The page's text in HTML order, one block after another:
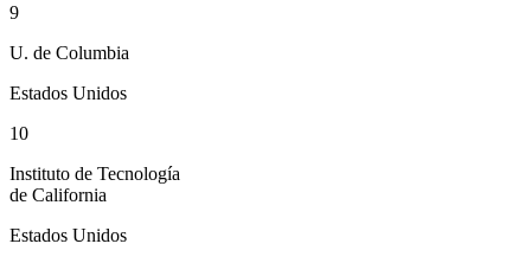
9
U. de Columbia
Estados Unidos
10
Instituto de Tecnología
de California
Estados Unidos